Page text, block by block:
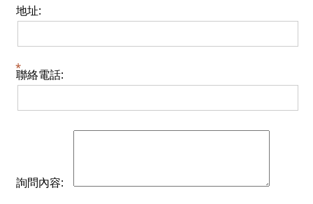
地址:
聯絡電話:
詢問內容: